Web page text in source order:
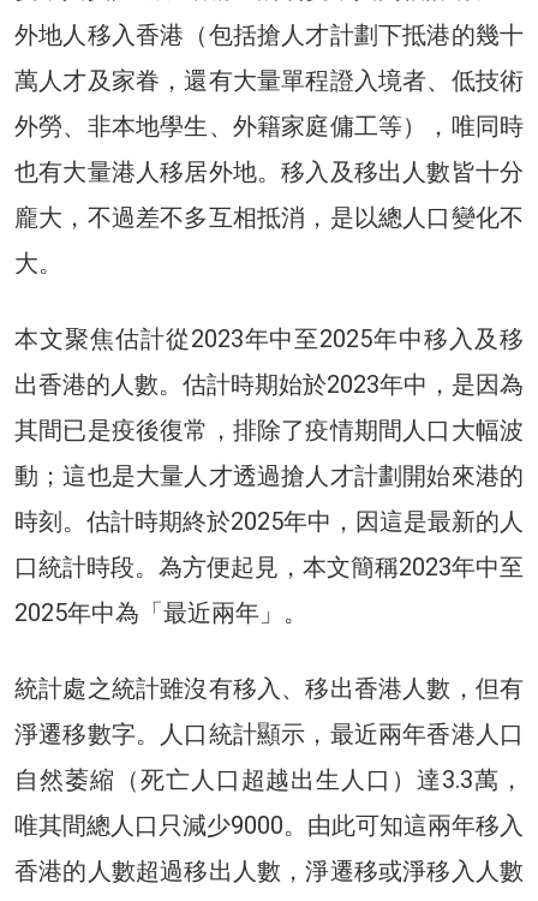
外地人移入香港（包括搶人才計劃下抵港的幾十
萬人才及家眷，還有大量單程證入境者、低技術
外勞、非本地學生、外籍家庭傭工等），唯同時
也有大量港人移居外地。移入及移出人數皆十分
龐大，不過差不多互相抵消，是以總人口變化不
大。
本文聚焦估計從2023年中至2025年中移入及移
出香港的人數。估計時期始於2023年中，是因為
其間已是疫後復常，排除了疫情期間人口大幅波
動；這也是大量人才透過搶人才計劃開始來港的
時刻。估計時期終於2025年中，因這是最新的人
口統計時段。為方便起見，本文簡稱2023年中至
2025年中為「最近兩年」。
統計處之統計雖沒有移入、移出香港人數，但有
淨遷移數字。人口統計顯示，最近兩年香港人口
自然萎縮（死亡人口超越出生人口）達3.3萬，
唯其間總人口只減少9000。由此可知這兩年移入
香港的人數超過移出人數，淨遷移或淨移入人數